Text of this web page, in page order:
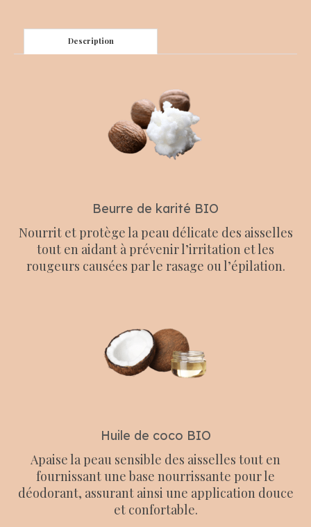
Description
Beurre de karité BIO
Nourrit et protège la peau délicate des aisselles
tout en aidant à prévenir l’irritation et les
rougeurs causées par le rasage ou l’épilation.
Huile de coco BIO
Apaise la peau sensible des aisselles tout en
fournissant une base nourrissante pour le
déodorant, assurant ainsi une application douce
et confortable.